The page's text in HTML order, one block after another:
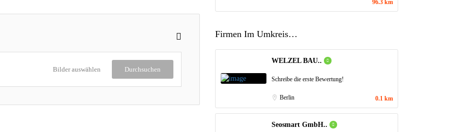
Bilder auswählen Durchsuchen
96.3 km
Firmen Im Umkreis…
WELZEL BAU..
Schreibe die erste Bewertung!
Berlin 0.1 km
Seosmart GmbH..